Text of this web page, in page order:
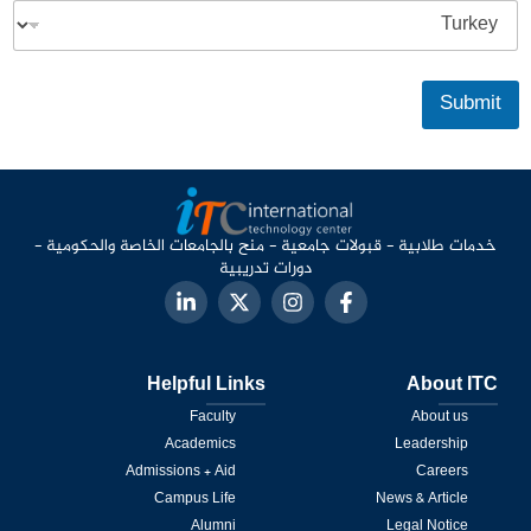
Submit
خدمات طلابية - قبولات جامعية - منح بالجامعات الخاصة والحكومية -
دورات تدريبية
About ITC
About us
Leadership
Careers
News & Article
Helpful Links
Faculty
Academics
Admissions + Aid
Campus Life